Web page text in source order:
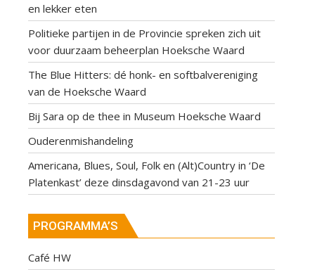
en lekker eten
Politieke partijen in de Provincie spreken zich uit
voor duurzaam beheerplan Hoeksche Waard
The Blue Hitters: dé honk- en softbalvereniging
van de Hoeksche Waard
Bij Sara op de thee in Museum Hoeksche Waard
Ouderenmishandeling
Americana, Blues, Soul, Folk en (Alt)Country in ‘De
Platenkast’ deze dinsdagavond van 21-23 uur
PROGRAMMA’S
Café HW